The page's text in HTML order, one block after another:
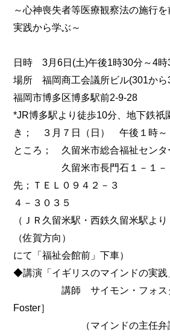
～心神喪失者等医療観察法の施行
実践から学ぶ～
日時 3月6日(土)午後1時30分～4時
場所 福岡商工会議所ビル(301から
福岡市博多区博多駅前2-9-28
*JR博多駅より徒歩10分、地下鉄
き； ３月７日（日） 午後１時～
ところ； 久留米市総合福祉セン
久留米市長門石１－１－
先；ＴＥＬ０９４２－３
４－３０３５
（ＪＲ久留米駅・西鉄久留米駅よ
（佐賀方向）
にて「福祉会館前」下車）
◆講演「イギリスのマインドの実践
講師 サイモン・フォスタ
Foster］
（マインドの主任弁護士